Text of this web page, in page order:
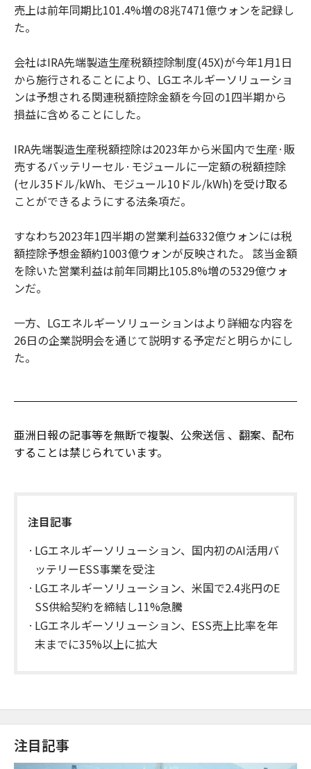
売上は前年同期比101.4%増の8兆7471億ウォンを記録し
た。
会社はIRA先端製造生産税額控除制度(45X)が今年1月1日
から施行されることにより、LGエネルギーソリューショ
ンは予想される関連税額控除金額を今回の1四半期から
損益に含めることにした。
IRA先端製造生産税額控除は2023年から米国内で生産·販
売するバッテリーセル·モジュールに一定額の税額控除
(セル35ドル/kWh、モジュール10ドル/kWh)を受け取る
ことができるようにする法条項だ。
すなわち2023年1四半期の営業利益6332億ウォンには税
額控除予想金額約1003億ウォンが反映された。 該当金額
を除いた営業利益は前年同期比105.8%増の5329億ウォ
ンだ。
一方、LGエネルギーソリューションはより詳細な内容を
26日の企業説明会を通じて説明する予定だと明らかにし
た。
亜洲日報の記事等を無断で複製、公衆送信 、翻案、配布
することは禁じられています。
注目記事
LGエネルギーソリューション、国内初のAI活用バ
ッテリーESS事業を受注
LGエネルギーソリューション、米国で2.4兆円のE
SS供給契約を締結し11%急騰
LGエネルギーソリューション、ESS売上比率を年
末までに35%以上に拡大
注目記事